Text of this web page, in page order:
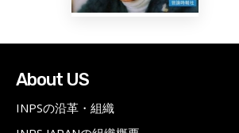
About US
INPSの沿革・組織